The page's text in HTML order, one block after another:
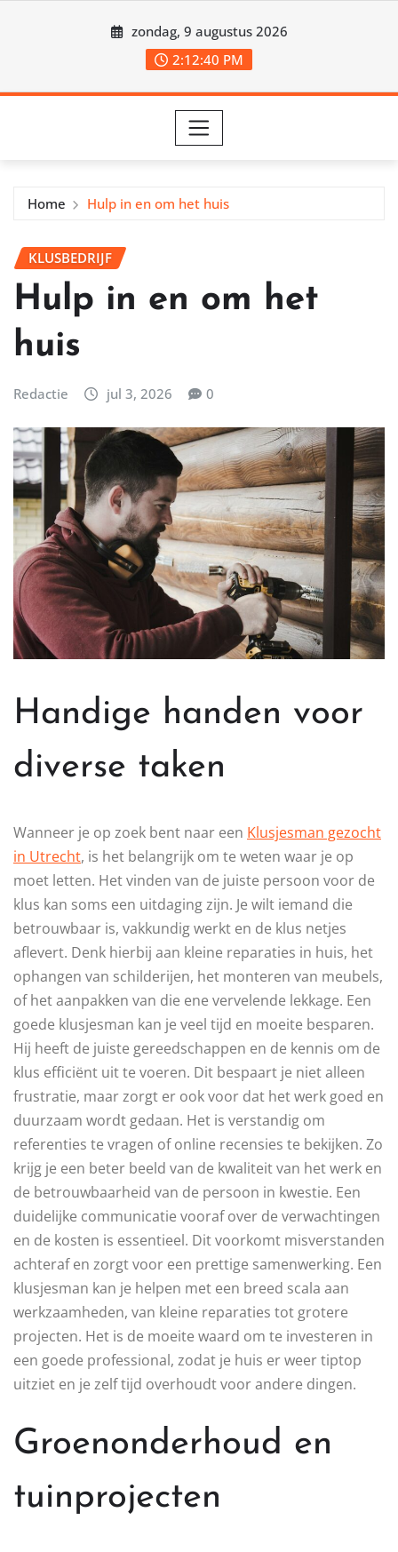
zondag, 9 augustus 2026
2:12:41 PM
Home Hulp in en om het huis
KLUSBEDRIJF
Hulp in en om het
huis
Redactie jul 3, 2026 0
Handige handen voor
diverse taken
Wanneer je op zoek bent naar een Klusjesman gezocht
in Utrecht, is het belangrijk om te weten waar je op
moet letten. Het vinden van de juiste persoon voor de
klus kan soms een uitdaging zijn. Je wilt iemand die
betrouwbaar is, vakkundig werkt en de klus netjes
aflevert. Denk hierbij aan kleine reparaties in huis, het
ophangen van schilderijen, het monteren van meubels,
of het aanpakken van die ene vervelende lekkage. Een
goede klusjesman kan je veel tijd en moeite besparen.
Hij heeft de juiste gereedschappen en de kennis om de
klus efficiënt uit te voeren. Dit bespaart je niet alleen
frustratie, maar zorgt er ook voor dat het werk goed en
duurzaam wordt gedaan. Het is verstandig om
referenties te vragen of online recensies te bekijken. Zo
krijg je een beter beeld van de kwaliteit van het werk en
de betrouwbaarheid van de persoon in kwestie. Een
duidelijke communicatie vooraf over de verwachtingen
en de kosten is essentieel. Dit voorkomt misverstanden
achteraf en zorgt voor een prettige samenwerking. Een
klusjesman kan je helpen met een breed scala aan
werkzaamheden, van kleine reparaties tot grotere
projecten. Het is de moeite waard om te investeren in
een goede professional, zodat je huis er weer tiptop
uitziet en je zelf tijd overhoudt voor andere dingen.
Groenonderhoud en
tuinprojecten